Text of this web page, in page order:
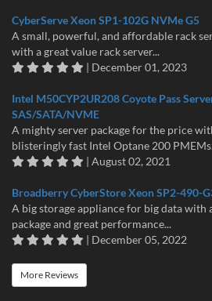
CyberServe Xeon SP1-102G NVMe G5
A small, powerful, and affordable rack
with a great value rack server...
| December 01, 2023
Intel M50CYP2UR208 Coyote Pass
SAS/SATA/NVME
A mighty server package for the price
blisteringly fast Intel Optane 200
| August 02, 2021
Broadberry CyberStore Xeon SP2-490-
A big storage appliance for big data
package and great performance...
| December 05, 2022
More Reviews